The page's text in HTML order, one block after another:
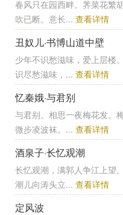
春风只在园西畔。荠菜花繁
吹已断。意长... 查看详情
丑奴儿·书博山道中壁
少年不识愁滋味，爱上层楼
识尽愁滋味，... 查看详情
忆秦娥·与君别
与君别。相思一夜梅花发。
微步凌波袜。... 查看详情
酒泉子·长忆观潮
长忆观潮，满郭人争江上望
潮儿向涛头立... 查看详情
定风波